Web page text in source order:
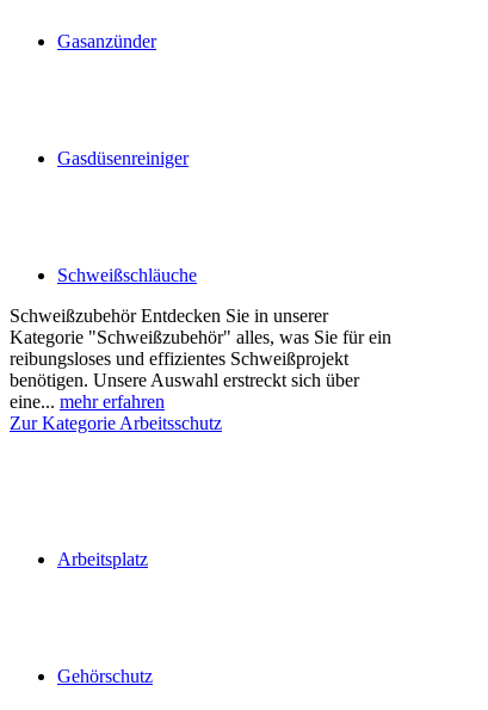
Gasanzünder
Gasdüsenreiniger
Schweißschläuche
Schweißzubehör Entdecken Sie in unserer
Kategorie "Schweißzubehör" alles, was Sie für ein
reibungsloses und effizientes Schweißprojekt
benötigen. Unsere Auswahl erstreckt sich über
eine... mehr erfahren
Zur Kategorie Arbeitsschutz
Arbeitsplatz
Gehörschutz